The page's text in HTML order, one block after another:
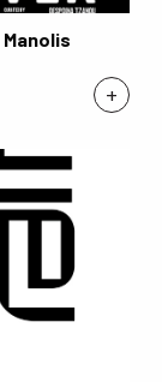
+
Manolis